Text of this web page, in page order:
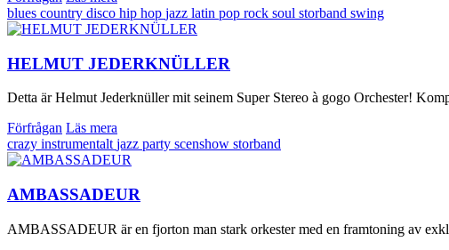
blues country disco hip hop jazz latin pop rock soul storband swing
HELMUT JEDERKNÜLLER
Detta är Helmut Jederknüller mit seinem Super Stereo à gogo Orchester!
Förfrågan Läs mera
crazy instrumentalt jazz party scenshow storband
AMBASSADEUR
AMBASSADEUR är en fjorton man stark orkester med en framtoning av